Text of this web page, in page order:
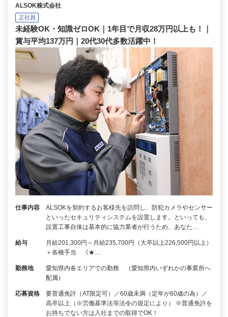
ALSOK株式会社
正社員
未経験OK・知識ゼロOK｜1年目で月収28万円以上も！｜
賞与平均137万円｜20代30代多数活躍中！
仕事内容
ALSOKを契約するお客様先を訪問し、防犯カメラやセンサー
といったセキュリティシステムを設置します。といっても、
設置工事自体は基本的に協力業者が行うため、あなた…
給与
月給201,300円～月給235,700円（大卒以上226,500円以上）
＋各種手当 《★…
勤務地
愛知県内各エリアでの勤務 （愛知県内いずれかの事業所へ
配属）
応募資格
要普通免許（AT限定可）／60歳未満（定年が60歳の為）／
高卒以上（※労働基準法等法令の規定により） ※普通免許を
お持ちでない方は入社までの取得でOK！